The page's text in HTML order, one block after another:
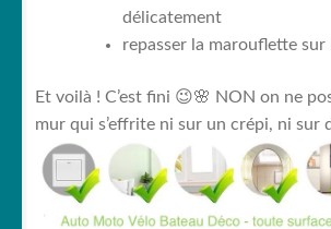
délicatement
repasser la marouflette sur
Et voilà ! C’est fini 😉🌸 NON on ne
mur qui s’effrite ni sur un crépi, ni sur